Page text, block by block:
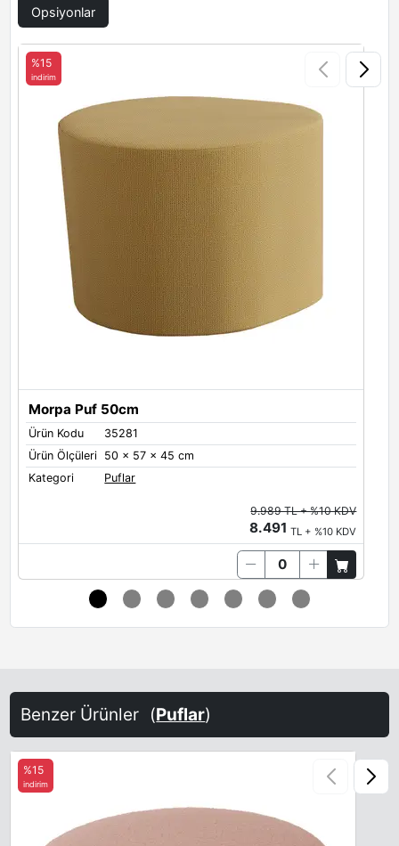
Opsiyonlar
Morpa Puf 50cm
Ürün Kodu
35281
Ürün Ölçüleri 50 x 57 x 45 cm
Kategori
Puflar
%15
indirim
9.989 TL + %10 KDV
8.491TL + %10 KDV
Benzer Ürünler (Puflar)
%15
indirim